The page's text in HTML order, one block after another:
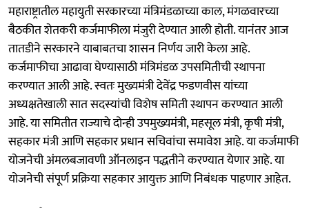
महाराष्ट्रातील महायुती सरकारच्या मंत्रिमंडळाच्या काल, मंगळवारच्या
बैठकीत शेतकरी कर्जमाफीला मंजुरी देण्यात आली होती. यानंतर आज
तातडीने सरकारने याबाबतचा शासन निर्णय जारी केला आहे.
कर्जमाफीचा आढावा घेण्यासाठी मंत्रिमंडळ उपसमितीची स्थापना
करण्यात आली आहे. स्वतः मुख्यमंत्री देवेंद्र फडणवीस यांच्या
अध्यक्षतेखाली सात सदस्यांची विशेष समिती स्थापन करण्यात आली
आहे. या समितीत राज्याचे दोन्ही उपमुख्यमंत्री, महसूल मंत्री, कृषी मंत्री,
सहकार मंत्री आणि सहकार प्रधान सचिवांचा समावेश आहे. या कर्जमाफी
योजनेची अंमलबजावणी ऑनलाइन पद्धतीने करण्यात येणार आहे. या
योजनेची संपूर्ण प्रक्रिया सहकार आयुक्त आणि निबंधक पाहणार आहेत.